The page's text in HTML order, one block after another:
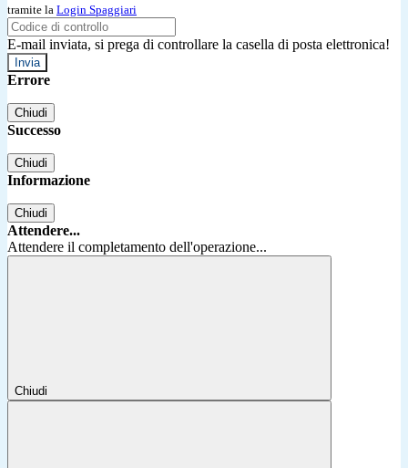
tramite la Login Spaggiari
E-mail inviata, si prega di controllare la casella di posta elettronica!
Errore
Chiudi
Successo
Chiudi
Informazione
Chiudi
Attendere...
Attendere il completamento dell'operazione...
Chiudi